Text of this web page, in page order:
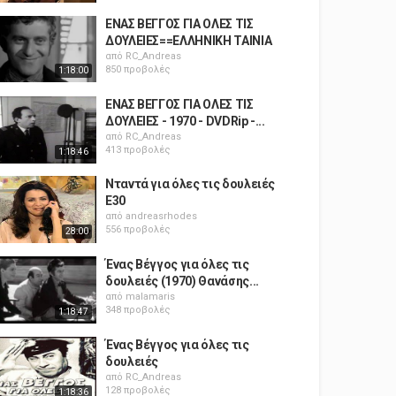
1:18:00
ΕΝΑΣ ΒΕΓΓΟΣ ΓΙΑ ΟΛΕΣ ΤΙΣ
ΔΟΥΛΕΙΕΣ==ΕΛΛΗΝΙΚΗ ΤΑΙΝΙΑ
από RC_Andreas
850 προβολές
1:18:46
ΕΝΑΣ ΒΕΓΓΟΣ ΓΙΑ ΟΛΕΣ ΤΙΣ
ΔΟΥΛΕΙΕΣ - 1970 - DVDRip -...
από RC_Andreas
413 προβολές
28:00
Νταντά για όλες τις δουλειές
E30
από andreasrhodes
556 προβολές
1:18:47
Ένας Βέγγος για όλες τις
δουλειές (1970) Θανάσης...
από malamaris
348 προβολές
1:18:36
Ένας Βέγγος για όλες τις
δουλειές
από RC_Andreas
128 προβολές